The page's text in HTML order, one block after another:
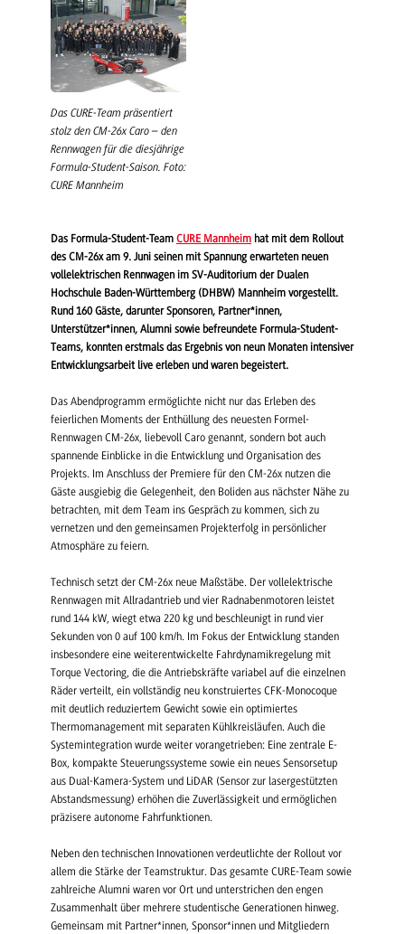
Das CURE-Team präsentiert
stolz den CM-26x Caro – den
Rennwagen für die diesjährige
Formula-Student-Saison. Foto:
CURE Mannheim
Das Formula-Student-Team CURE Mannheim hat mit dem Rollout
des CM-26x am 9. Juni seinen mit Spannung erwarteten neuen
vollelektrischen Rennwagen im SV-Auditorium der Dualen
Hochschule Baden-Württemberg (DHBW) Mannheim vorgestellt.
Rund 160 Gäste, darunter Sponsoren, Partner*innen,
Unterstützer*innen, Alumni sowie befreundete Formula-Student-
Teams, konnten erstmals das Ergebnis von neun Monaten intensiver
Entwicklungsarbeit live erleben und waren begeistert.
Das Abendprogramm ermöglichte nicht nur das Erleben des
feierlichen Moments der Enthüllung des neuesten Formel-
Rennwagen CM-26x, liebevoll Caro genannt, sondern bot auch
spannende Einblicke in die Entwicklung und Organisation des
Projekts. Im Anschluss der Premiere für den CM-26x nutzen die
Gäste ausgiebig die Gelegenheit, den Boliden aus nächster Nähe zu
betrachten, mit dem Team ins Gespräch zu kommen, sich zu
vernetzen und den gemeinsamen Projekterfolg in persönlicher
Atmosphäre zu feiern.
Technisch setzt der CM-26x neue Maßstäbe. Der vollelektrische
Rennwagen mit Allradantrieb und vier Radnabenmotoren leistet
rund 144 kW, wiegt etwa 220 kg und beschleunigt in rund vier
Sekunden von 0 auf 100 km/h. Im Fokus der Entwicklung standen
insbesondere eine weiterentwickelte Fahrdynamikregelung mit
Torque Vectoring, die die Antriebskräfte variabel auf die einzelnen
Räder verteilt, ein vollständig neu konstruiertes CFK-Monocoque
mit deutlich reduziertem Gewicht sowie ein optimiertes
Thermomanagement mit separaten Kühlkreisläufen. Auch die
Systemintegration wurde weiter vorangetrieben: Eine zentrale E-
Box, kompakte Steuerungssysteme sowie ein neues Sensorsetup
aus Dual-Kamera-System und LiDAR (Sensor zur lasergestützten
Abstandsmessung) erhöhen die Zuverlässigkeit und ermöglichen
präzisere autonome Fahrfunktionen.
Neben den technischen Innovationen verdeutlichte der Rollout vor
allem die Stärke der Teamstruktur. Das gesamte CURE-Team sowie
zahlreiche Alumni waren vor Ort und unterstrichen den engen
Zusammenhalt über mehrere studentische Generationen hinweg.
Gemeinsam mit Partner*innen, Sponsor*innen und Mitgliedern